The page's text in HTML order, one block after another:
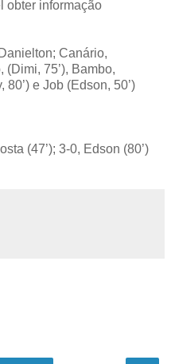
obter informação
Danielton; Canário,
75’), Bambo,
e Job (Edson, 50’)
(47’); 3-0, Edson (80’)